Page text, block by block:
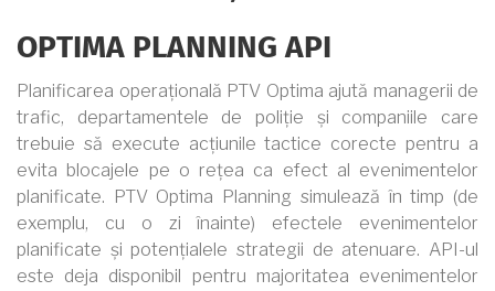
OPTIMA PLANNING API
Planificarea operațională PTV Optima ajută managerii de
trafic, departamentele de poliție și companiile care
trebuie să execute acțiunile tactice corecte pentru a
evita blocajele pe o rețea ca efect al evenimentelor
planificate. PTV Optima Planning simulează în timp (de
exemplu, cu o zi înainte) efectele evenimentelor
planificate și potențialele strategii de atenuare. API-ul
este deja disponibil pentru majoritatea evenimentelor